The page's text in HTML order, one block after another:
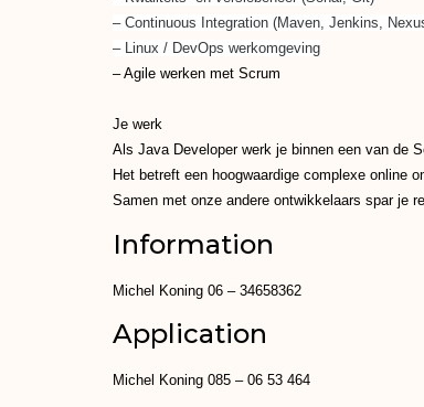
– Continuous Integration (Maven, Jenkins,
– Linux / DevOps werkomgeving
– Agile werken met Scrum
Je werk
Als Java Developer werk je binnen een van de
Het betreft een hoogwaardige complexe online
Samen met onze andere ontwikkelaars spar je
Information
Michel Koning 06 – 34658362
Application
Michel Koning 085 – 06 53 464